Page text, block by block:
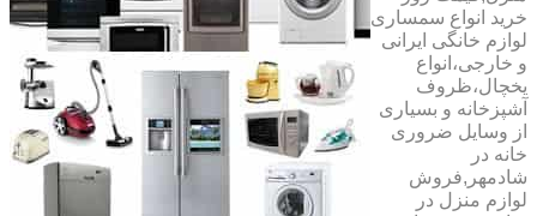
خرید انواع سمساری
لوازم خانگی ایرانی
و خارجی،انواع
یخچال،ظروف
آشپزخانه و بسیاری
از وسایل ضروری
خانه در
شادمهر,فروش
لوازم منزل در